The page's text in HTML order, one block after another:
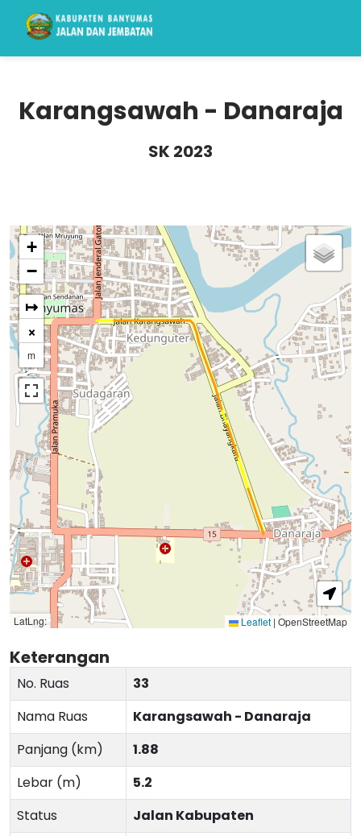
Karangsawah - Danaraja
SK 2023
+
−
↦
×
m
LatLng: Leaflet | OpenStreetMap
Keterangan
No. Ruas
33
Nama Ruas
Karangsawah - Danaraja
Panjang (km)
1.88
Lebar (m)
5.2
Status
Jalan Kabupaten